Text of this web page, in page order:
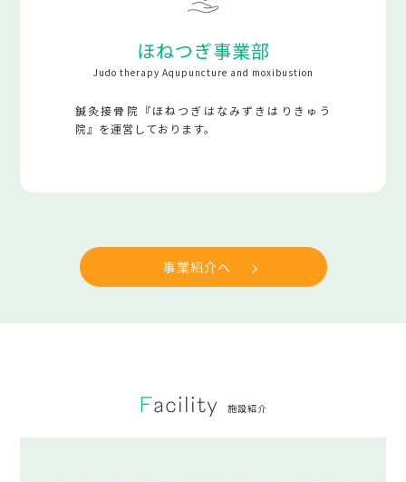
ほねつぎ事業部
Judo therapy Aqupuncture and moxibustion
鍼灸接骨院『ほねつぎはなみずきはりきゅう
院』を運営しております。
事業紹介へ
Facility 施設紹介